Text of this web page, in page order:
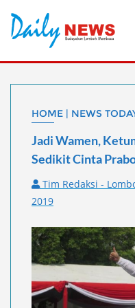
content
HOME | NEWS
Jadi Wamen,
Sedikit Cinta
Tim Redaksi -
2019